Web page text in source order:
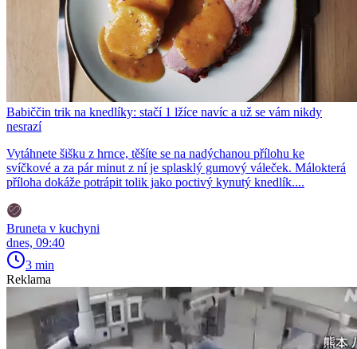
Babiččin trik na knedlíky: stačí 1 lžíce navíc a už se vám nikdy
nesrazí
Vytáhnete šišku z hrnce, těšíte se na nadýchanou přílohu ke
svíčkové a za pár minut z ní je splasklý gumový váleček. Málokterá
příloha dokáže potrápit tolik jako poctivý kynutý knedlík....
Bruneta v kuchyni
dnes, 09:40
3 min
Reklama